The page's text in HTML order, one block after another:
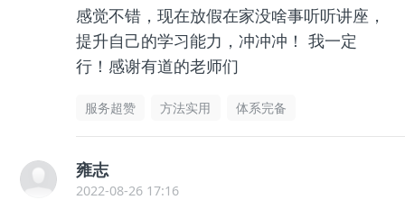
感觉不错，现在放假在家没啥事听听讲座，
提升自己的学习能力，冲冲冲！ 我一定
行！感谢有道的老师们
服务超赞 方法实用 体系完备
雍志
2022-08-26 17:16